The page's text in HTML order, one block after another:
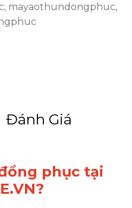
, mayaothundongphuc,
Đánh Giá
phục tại